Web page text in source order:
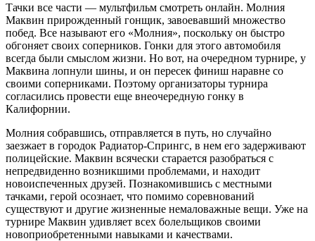
Тачки все части — мультфильм смотреть онлайн. Молния
Маквин прирожденный гонщик, завоевавший множество
побед. Все называют его «Молния», поскольку он быстро
обгоняет своих соперников. Гонки для этого автомобиля
всегда были смыслом жизни. Но вот, на очередном турнире, у
Маквина лопнули шины, и он пересек финиш наравне со
своими соперниками. Поэтому организаторы турнира
согласились провести еще внеочередную гонку в
Калифорнии.
Молния собравшись, отправляется в путь, но случайно
заезжает в городок Радиатор-Спрингс, в нем его задерживают
полицейские. Маквин всячески старается разобраться с
непредвиденно возникшими проблемами, и находит
новоиспеченных друзей. Познакомившись с местными
тачками, герой осознает, что помимо соревнований
существуют и другие жизненные немаловажные вещи. Уже на
турнире Маквин удивляет всех болельщиков своими
новоприобретенными навыками и качествами.